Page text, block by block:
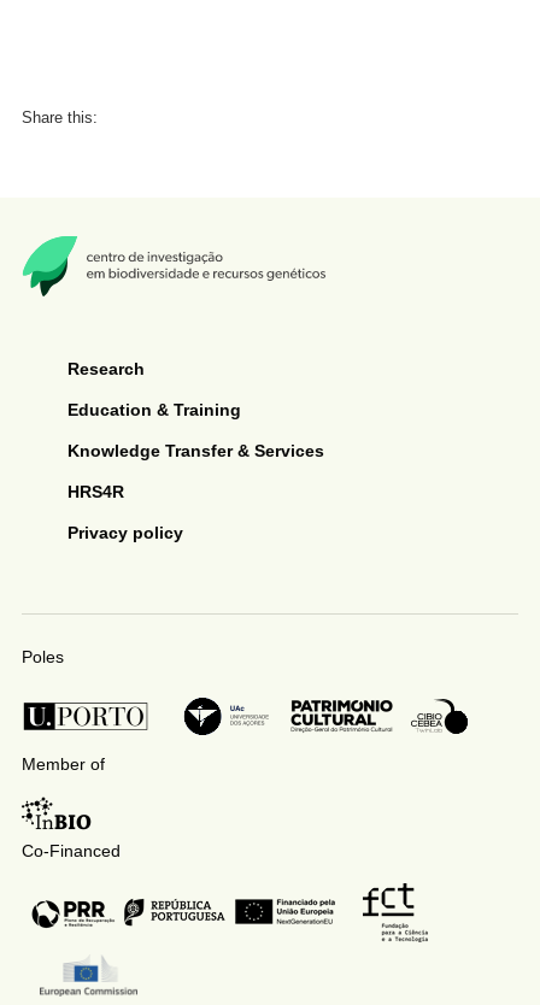
Share this:
Research
Education & Training
Knowledge Transfer & Services
HRS4R
Privacy policy
Poles
Member of
Co-Financed